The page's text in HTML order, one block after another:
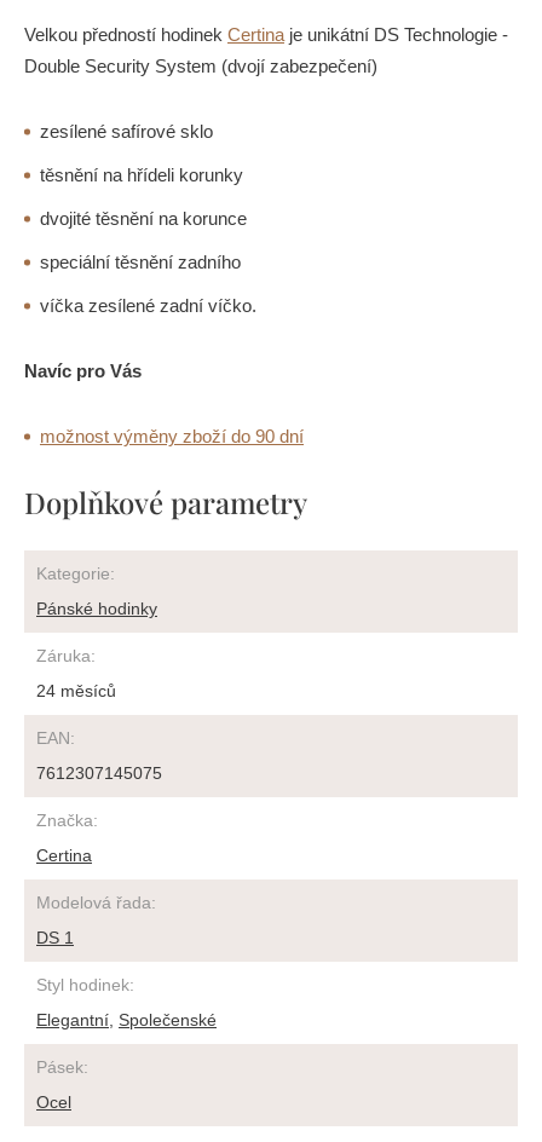
Velkou předností hodinek Certina je unikátní DS Technologie -
Double Security System (dvojí zabezpečení)
zesílené safírové sklo
těsnění na hřídeli korunky
dvojité těsnění na korunce
speciální těsnění zadního
víčka zesílené zadní víčko.
Navíc pro Vás
možnost výměny zboží do 90 dní
Doplňkové parametry
Kategorie:
Pánské hodinky
Záruka:
24 měsíců
EAN:
7612307145075
Značka:
Certina
Modelová řada:
DS 1
Styl hodinek:
Elegantní Společenské
Pásek:
Ocel